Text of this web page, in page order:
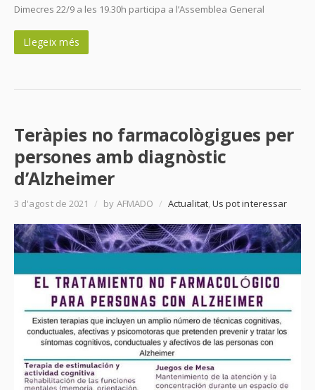
Dimecres 22/9 a les 19.30h participa a l’Assemblea General
Llegeix més
Teràpies no farmacològigues per
persones amb diagnòstic
d’Alzheimer
3 d'agost de 2021 / by AFMADO / Actualitat,Us pot interessar